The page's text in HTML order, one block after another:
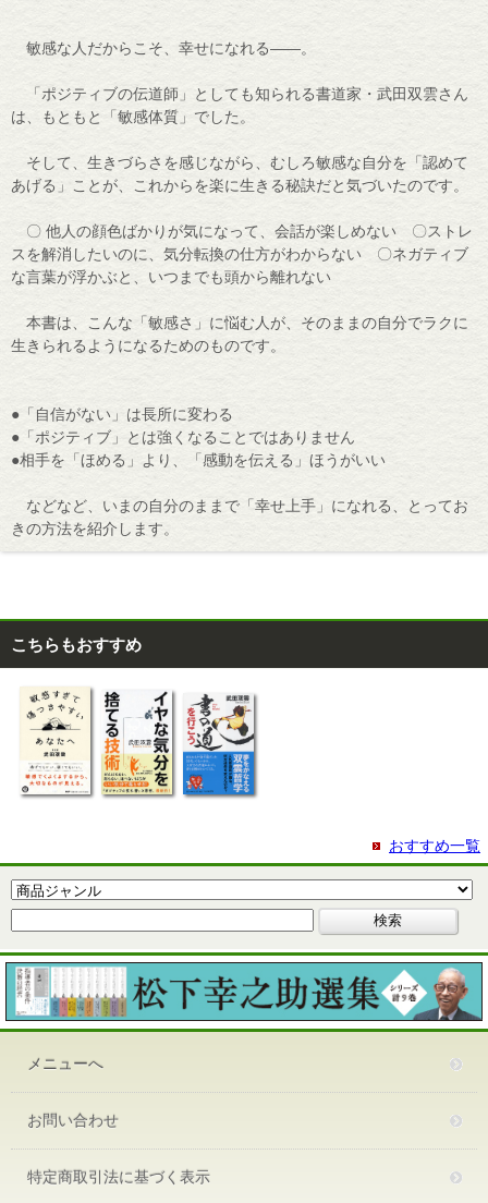
敏感な人だからこそ、幸せになれる――。
「ポジティブの伝道師」としても知られる書道家・武田双雲さん
は、もともと「敏感体質」でした。
そして、生きづらさを感じながら、むしろ敏感な自分を「認めて
あげる」ことが、これからを楽に生きる秘訣だと気づいたのです。
〇 他人の顔色ばかりが気になって、会話が楽しめない 〇ストレ
スを解消したいのに、気分転換の仕方がわからない 〇ネガティブ
な言葉が浮かぶと、いつまでも頭から離れない
本書は、こんな「敏感さ」に悩む人が、そのままの自分でラクに
生きられるようになるためのものです。
●「自信がない」は長所に変わる
●「ポジティブ」とは強くなることではありません
●相手を「ほめる」より、「感動を伝える」ほうがいい
などなど、いまの自分のままで「幸せ上手」になれる、とってお
きの方法を紹介します。
こちらもおすすめ
おすすめ一覧
メニューへ
お問い合わせ
特定商取引法に基づく表示